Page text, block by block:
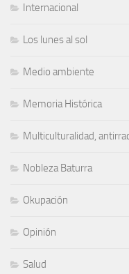
Internacional
Los lunes al sol
Medio ambiente
Memoria Histórica
Multiculturalidad,
Nobleza Baturra
Okupación
Opinión
Salud